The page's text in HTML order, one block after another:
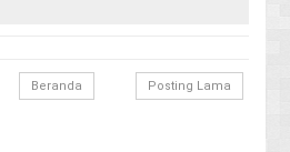
Posting Lama
Beranda